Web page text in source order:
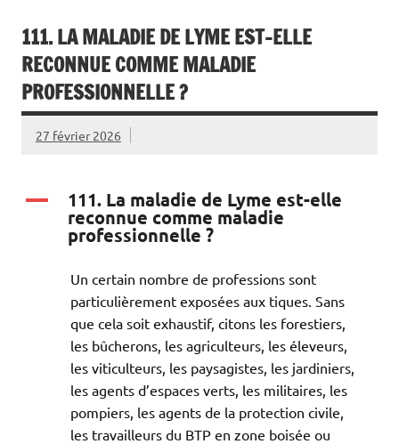
111. LA MALADIE DE LYME EST-ELLE
RECONNUE COMME MALADIE
PROFESSIONNELLE ?
27 février 2026
A 111. La maladie de Lyme est-elle
reconnue comme maladie
professionnelle ?
Un certain nombre de professions sont
particulièrement exposées aux tiques. Sans
que cela soit exhaustif, citons les forestiers,
les bûcherons, les agriculteurs, les éleveurs,
les viticulteurs, les paysagistes, les jardiniers,
les agents d’espaces verts, les militaires, les
pompiers, les agents de la protection civile,
les travailleurs du BTP en zone boisée ou